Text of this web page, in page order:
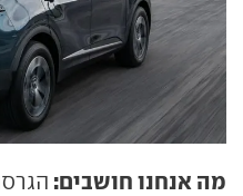
מה אנחנו חושבים: